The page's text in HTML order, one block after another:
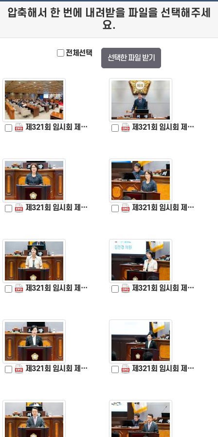
압축해서 한 번에 내려받을 파일을 선택해주세
요.
전체선택
선택한 파일 받기
제321회 임시회 제1차 본회의 (1).jpg 제321회 임시회 제1차 본회의 (2).jpg
제321회 임시회 제1차 본회의 (3).jpg 제321회 임시회 제1차 본회의 (4).jpg
제321회 임시회 제1차 본회의 (5).jpg 제321회 임시회 제1차 본회의 (6).jpg
제321회 임시회 제1차 본회의 (7).jpg 제321회 임시회 제1차 본회의 (8).jpg